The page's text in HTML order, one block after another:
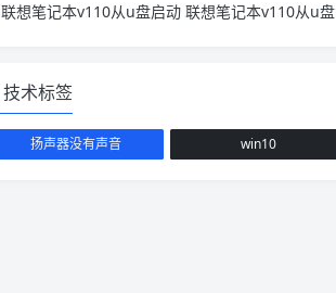
联想笔记本v110从u盘启动 联想笔记本v110从u盘启动快捷键
技术标签
扬声器没有声音 win10